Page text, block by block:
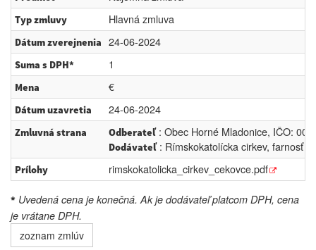
Typ zmluvy Hlavná zmluva
Dátum zverejnenia 24-06-2024
Suma s DPH* 1
Mena €
Dátum uzavretia 24-06-2024
Zmluvná strana Odberateľ: Obec Horné Mladonice, IČO:
Dodávateľ: Rímskokatolícka cirkev, farnosť
Prílohy rimskokatolicka_cirkev_cekovce.pdf
* Uvedená cena je konečná. Ak je dodávateľ platcom DPH, cena
je vrátane DPH.
zoznam zmlúv